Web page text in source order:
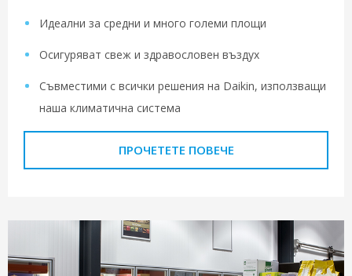
Идеални за средни и много големи площи
Осигуряват свеж и здравословен въздух
Съвместими с всички решения на Daikin, използващи
наша климатична система
ПРОЧЕТЕТЕ ПОВЕЧЕ